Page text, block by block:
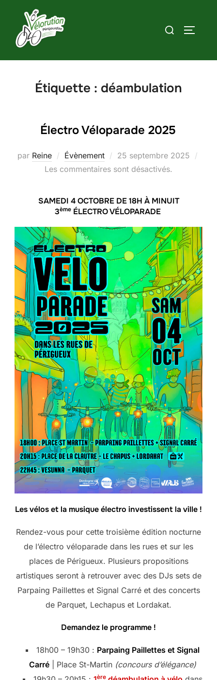
contenu
Rechercher :
Étiquette : déambulation
Électro Véloparade 2025
par Reine Évènement
Publié
le
25 septembre 2025
Les commentaires sont désactivés.
SAMEDI 4 OCTOBRE DE 18H À MINUIT
3èmeÉLECTRO VÉLOPARADE
Les vélos et la musique électro investissent la ville !
Rendez-vous pour cette troisième édition nocturne
de l’électro véloparade dans les rues et sur les
places de Périgueux. Plusieurs propositions
artistiques seront à retrouver avec des DJs sets de
Parpaing Paillettes et Signal Carré et des concerts
de Parquet, Lechapus et Lordakat.
Demandez le programme !
18h00 – 19h30 : Parpaing Paillettes et Signal
Carré| Place St-Martin (concours d’élégance)
ère